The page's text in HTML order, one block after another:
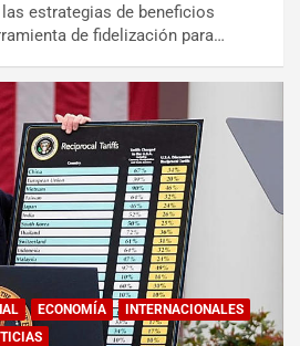
estrategias de beneficios
de fidelización para…
ECONOMÍA
INTERNACIONALES